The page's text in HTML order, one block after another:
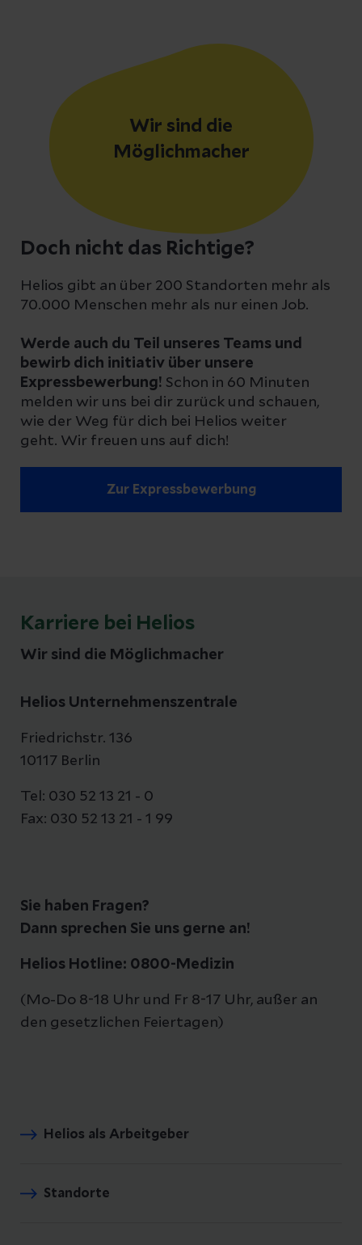
Doch nicht das Richtige?
Helios gibt an über 200 Standorten mehr als
70.000 Menschen mehr als nur einen Job.
Werde auch du Teil unseres Teams und
bewirb dich initiativ über unsere
Expressbewerbung! Schon in 60 Minuten
melden wir uns bei dir zurück und schauen,
wie der Weg für dich bei Helios weiter
geht. Wir freuen uns auf dich!
Zur Expressbewerbung
Wir sind die
Möglichmacher
Karriere bei Helios
Wir sind die Möglichmacher
Helios Unternehmenszentrale
Friedrichstr. 136
10117 Berlin
Tel: 030 52 13 21 - 0
Fax: 030 52 13 21 - 1 99
Sie haben Fragen?
Dann sprechen Sie uns gerne an!
Helios Hotline: 0800-Medizin
(Mo-Do 8-18 Uhr und Fr 8-17 Uhr, außer an
den gesetzlichen Feiertagen)
Helios als Arbeitgeber
Standorte